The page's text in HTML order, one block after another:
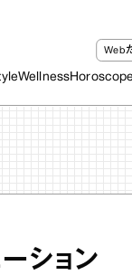
Wellness
Web
ション